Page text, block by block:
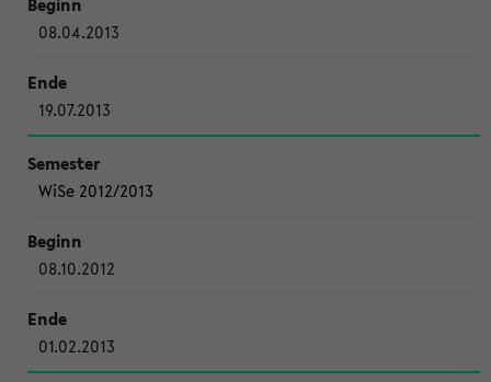
08.04.2013
19.07.2013
WiSe 2012/2013
08.10.2012
01.02.2013